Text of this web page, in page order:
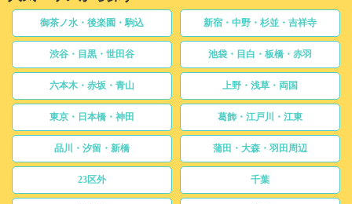
御茶ノ水・後楽園・駒込 新宿・中野・杉並・吉祥寺
渋谷・目黒・世田谷 池袋・目白・板橋・赤羽
六本木・赤坂・青山 上野・浅草・両国
東京・日本橋・神田 葛飾・江戸川・江東
品川・汐留・新橋 蒲田・大森・羽田周辺
23区外 千葉